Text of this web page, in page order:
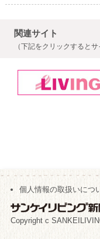
関連サイト
（下記をクリックすると
個人情報の取扱いにつ
Copyright c